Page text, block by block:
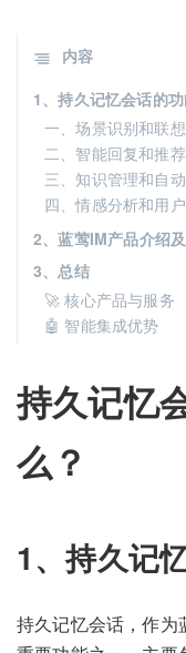
持久记忆
么？
1、持久记
持久记忆会话，作为
内容
1、持久记忆会话的
一、场景识别和联想
二、智能回复和推荐
三、知识管理和自
四、情感分析和用
2、蓝莺IM产品介绍
3、总结
🚀 核心产品与服务
🤖 智能集成优势